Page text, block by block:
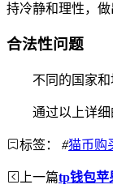
持冷静和理性，
合法性问题
不同的国家
通过以上详
标签： #猫币购
上一篇tp钱包苹